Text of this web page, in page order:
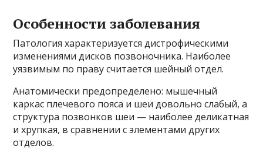
Особенности заболевания
Патология характеризуется дистрофическими
изменениями дисков позвоночника. Наиболее
уязвимым по праву считается шейный отдел.
Анатомически предопределено: мышечный
каркас плечевого пояса и шеи довольно слабый, а
структура позвонков шеи — наиболее деликатная
и хрупкая, в сравнении с элементами других
отделов.